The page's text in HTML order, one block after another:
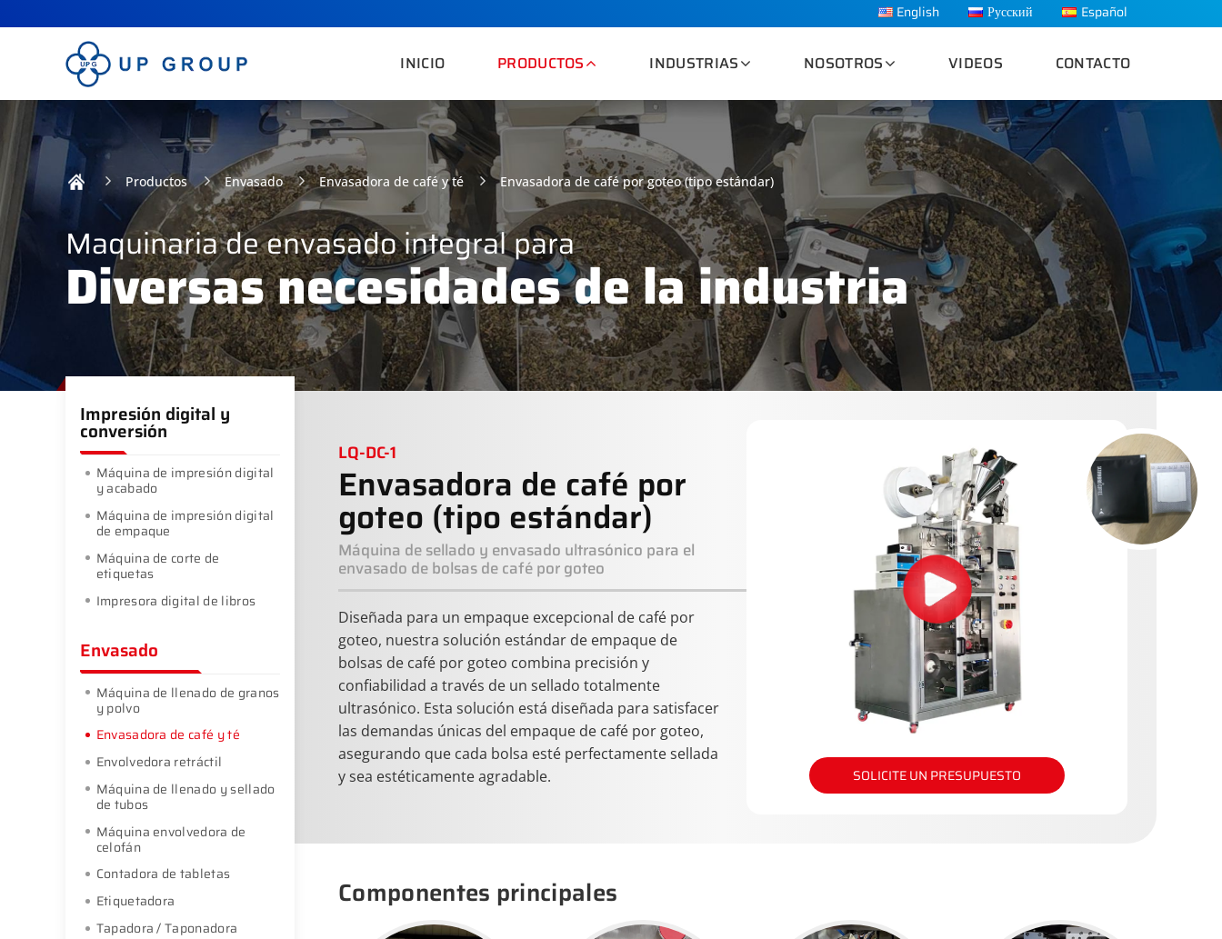
English Русский Español
INICIO PRODUCTOS INDUSTRIAS NOSOTROS VIDEOS CONTACTO
Productos Envasado Envasadora de café y té Envasadora de café por goteo (tipo estándar)
Maquinaria de envasado integral para
Diversas necesidades de la industria
SOLICITE UN PRESUPUESTO
LQ-DC-1
Envasadora de café por
goteo (tipo estándar)
Máquina de sellado y envasado ultrasónico para el
envasado de bolsas de café por goteo
Diseñada para un empaque excepcional de café por
goteo, nuestra solución estándar de empaque de
bolsas de café por goteo combina precisión y
confiabilidad a través de un sellado totalmente
ultrasónico. Esta solución está diseñada para satisfacer
las demandas únicas del empaque de café por goteo,
asegurando que cada bolsa esté perfectamente sellada
y sea estéticamente agradable.
Componentes principales
Impresión digital y
conversión
Máquina de impresión digital
y acabado
Máquina de impresión digital
de empaque
Máquina de corte de
etiquetas
Impresora digital de libros
Envasado
Máquina de llenado de granos
y polvo
Envasadora de café y té
Envolvedora retráctil
Máquina de llenado y sellado
de tubos
Máquina envolvedora de
celofán
Contadora de tabletas
Etiquetadora
Tapadora / Taponadora